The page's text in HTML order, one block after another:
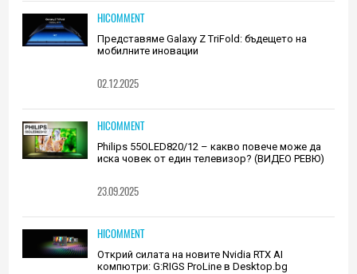
HICOMMENT
Представяме Galaxy Z TriFold: бъдещето на
мобилните иновации
02.12.2025
HICOMMENT
Philips 55OLED820/12 – какво повече може да
иска човек от един телевизор? (ВИДЕО РЕВЮ)
23.09.2025
HICOMMENT
Открий силата на новите Nvidia RTX AI
компютри: G:RIGS ProLine в Desktop.bg